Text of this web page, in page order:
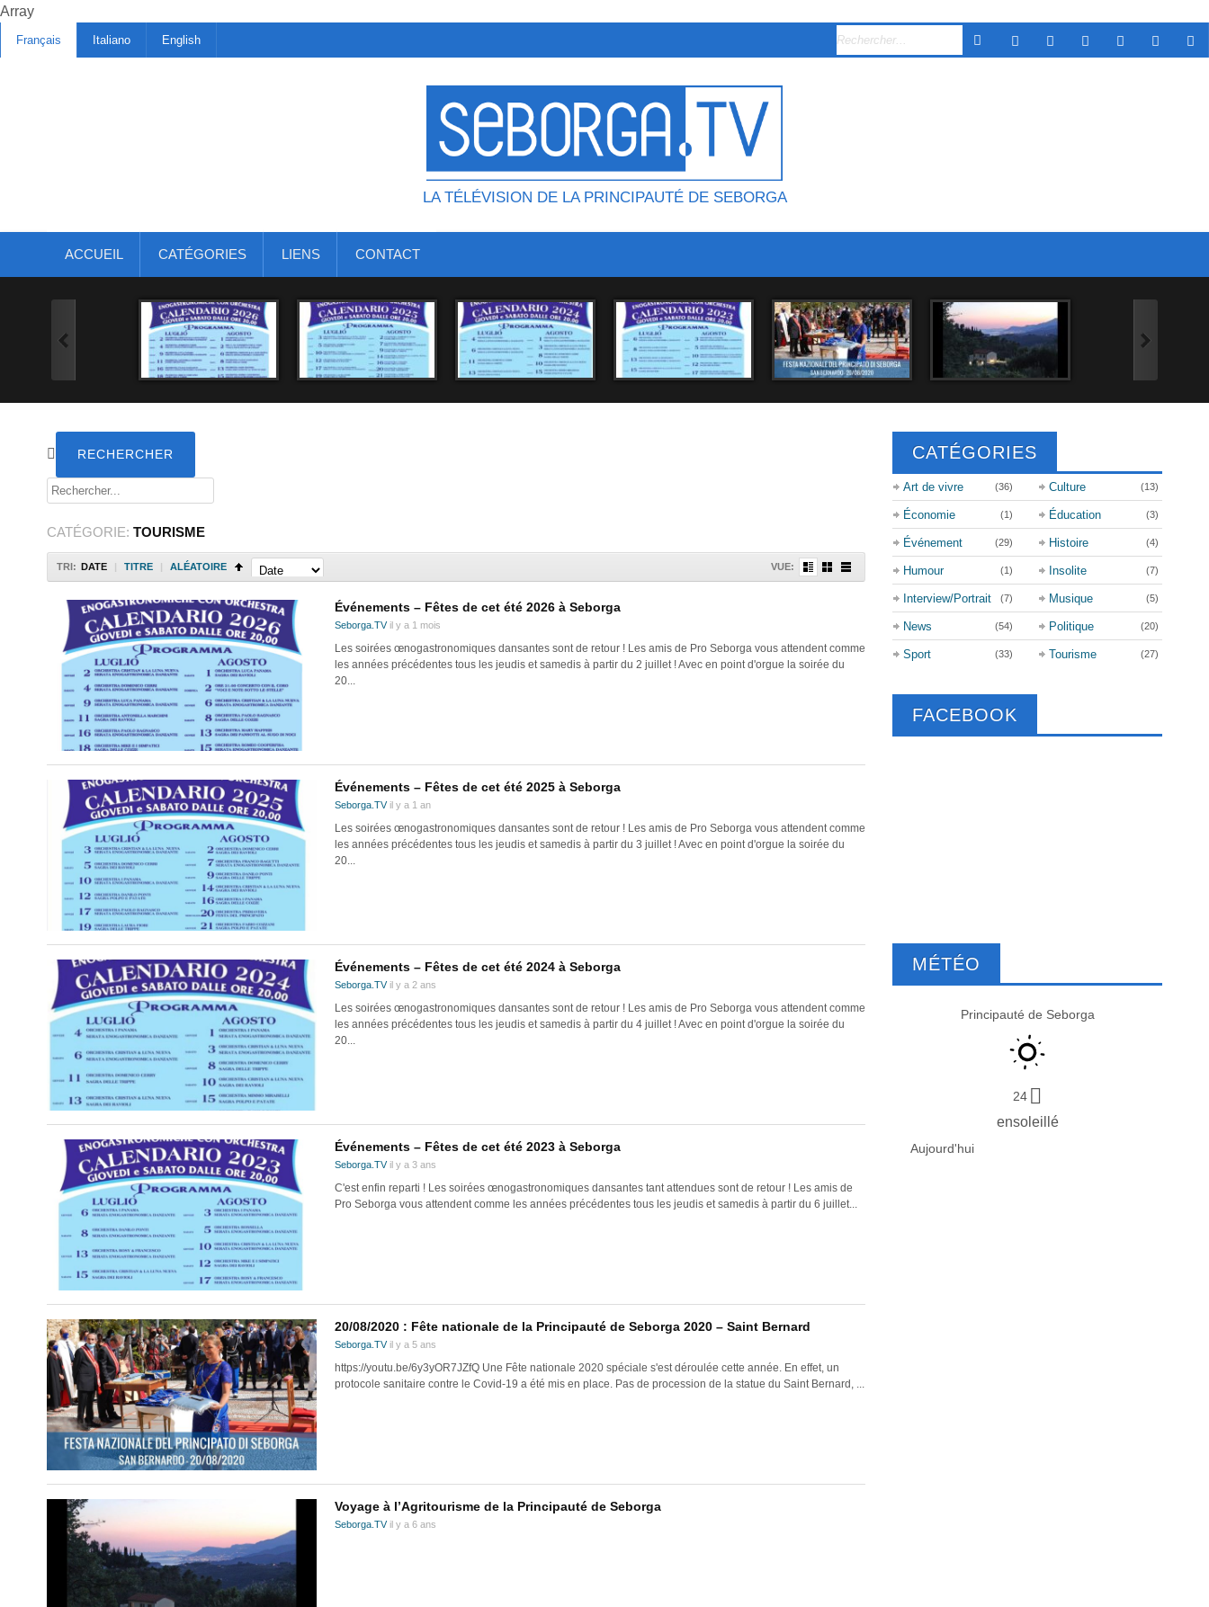
Array
Français Italiano English
LA TÉLÉVISION DE LA PRINCIPAUTÉ DE SEBORGA
ACCUEIL CATÉGORIES LIENS CONTACT
CATÉGORIE: TOURISME
TRI: DATE | TITRE | ALÉATOIRE VUE:
Événements – Fêtes de cet été 2026 à Seborga
Seborga.TV il y a 1 mois
Les soirées œnogastronomiques dansantes sont de retour ! Les amis de Pro Seborga vous attendent comme
les années précédentes tous les jeudis et samedis à partir du 2 juillet ! Avec en point d'orgue la soirée du
20...
Événements – Fêtes de cet été 2025 à Seborga
Seborga.TV il y a 1 an
Les soirées œnogastronomiques dansantes sont de retour ! Les amis de Pro Seborga vous attendent comme
les années précédentes tous les jeudis et samedis à partir du 3 juillet ! Avec en point d'orgue la soirée du
20...
Événements – Fêtes de cet été 2024 à Seborga
Seborga.TV il y a 2 ans
Les soirées œnogastronomiques dansantes sont de retour ! Les amis de Pro Seborga vous attendent comme
les années précédentes tous les jeudis et samedis à partir du 4 juillet ! Avec en point d'orgue la soirée du
20...
Événements – Fêtes de cet été 2023 à Seborga
Seborga.TV il y a 3 ans
C'est enfin reparti ! Les soirées œnogastronomiques dansantes tant attendues sont de retour ! Les amis de
Pro Seborga vous attendent comme les années précédentes tous les jeudis et samedis à partir du 6 juillet...
20/08/2020 : Fête nationale de la Principauté de Seborga 2020 – Saint Bernard
Seborga.TV il y a 5 ans
https://youtu.be/6y3yOR7JZfQ Une Fête nationale 2020 spéciale s'est déroulée cette année. En effet, un
protocole sanitaire contre le Covid-19 a été mis en place. Pas de procession de la statue du Saint Bernard, ...
Voyage à l’Agritourisme de la Principauté de Seborga
Seborga.TV il y a 6 ans
CATÉGORIES
Art de vivre (36) Culture (13)
Économie (1) Éducation (3)
Événement (29) Histoire (4)
Humour (1) Insolite (7)
Interview/Portrait (7) Musique (5)
News (54) Politique (20)
Sport (33) Tourisme (27)
FACEBOOK
MÉTÉO
Principauté de Seborga
24
ensoleillé
Aujourd'hui